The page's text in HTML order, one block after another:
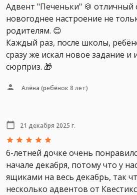
Адвент "Печеньки" 🍪 отличный
новогоднее настроение не
родителям. 😊
Каждый раз, после школы,
сразу же искал новое задание и
сюрприз. 🎁
Алёна (ребёнок 8 лет)
21 декабря 2025 г.
6-летней дочке очень
начале декабря, потому что у
ящиками на весь декабрь, так
несколько адвентов от